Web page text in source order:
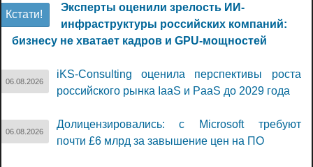
Кстати!
Эксперты оценили зрелость ИИ-
инфраструктуры российских компаний:
бизнесу не хватает кадров и GPU-мощностей
06.08.2026
iKS-Consulting оценила перспективы роста
российского рынка IaaS и PaaS до 2029 года
06.08.2026
Долицензировались: с Microsoft требуют
почти £6 млрд за завышение цен на ПО